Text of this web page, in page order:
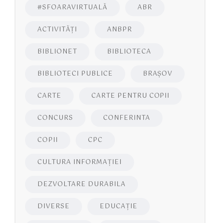
#SFOARAVIRTUALĂ ABR
ACTIVITĂŢI ANBPR
BIBLIONET BIBLIOTECA
BIBLIOTECI PUBLICE BRAŞOV
CARTE CARTE PENTRU COPII
CONCURS CONFERINTA
COPII CPC
CULTURA INFORMAŢIEI
DEZVOLTARE DURABILA
DIVERSE EDUCAŢIE